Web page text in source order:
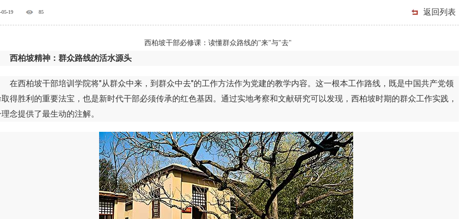
05-19 85 返回列表
西柏坡干部必修课：读懂群众路线的"来"与"去"
西柏坡精神：群众路线的活水源头
西柏坡干部培训学院将"从群众中来，到群众中去"的工作方法作为党建的教学内容。这一根本工作路线，既是中国共产党领
得胜利的重要法宝，也是新时代干部必须传承的红色基因。通过实地考察和文献研究可以发现，西柏坡时期的群众工作实践，
念提供了最生动的注解。